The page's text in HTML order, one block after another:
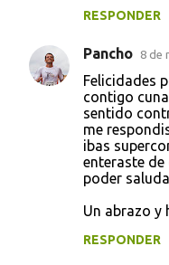
RESPONDER
Pancho 8 de
Felicidades
contigo
sentido
me
ibas
enteraste de
poder
Un abrazo y
RESPONDER